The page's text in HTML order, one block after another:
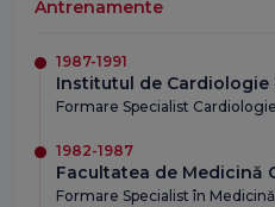
Antrenamente
1987-1991
Institutul de Cardiologie
Formare Specialist Cardiologie
1982-1987
Facultatea de Medicină
Formare Specialist în